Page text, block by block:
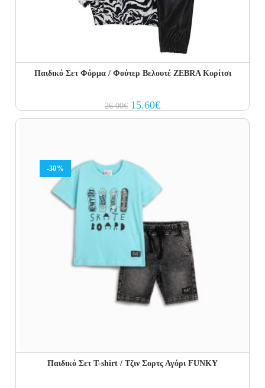
Παιδικό Σετ Φόρμα / Φούτερ Βελουτέ ZEBRA Κορίτσι
26.00€ Original
price
was:
15.60€Current
price
is:
-30%
Παιδικό Σετ T-shirt / Τζιν Σορτς Αγόρι FUNKY